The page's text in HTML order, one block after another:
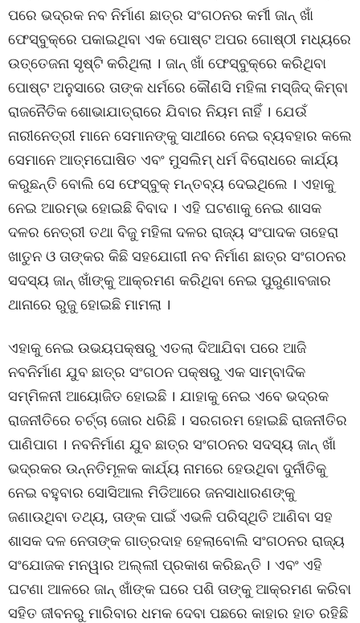
ପରେ ଭଦ୍ରକ ନବ ନିର୍ମାଣ ଛାତ୍ର ସଂଗଠନର କର୍ମୀ ଜାନ୍ ଖାଁ
ଫେସ୍‌ବୁକ୍‌ରେ ପକାଇଥିବା ଏକ ପୋଷ୍ଟ ଅପର ଗୋଷ୍ଠୀ ମଧ୍ୟରେ
ଉତ୍ତେଜନା ସୃଷ୍ଟି କରିଥିଲା । ଜାନ୍ ଖାଁ ଫେସ୍‌ବୁକ୍‌ରେ କରିଥିବା
ପୋଷ୍ଟ ଅନୁସାରେ ତାଙ୍କ ଧର୍ମରେ କୌଣସି ମହିଳା ମସ୍‌ଜିଦ୍ କିମ୍ବା
ରାଜନୈତିକ ଶୋଭାଯାତ୍ରାରେ ଯିବାର ନିୟମ ନାହିଁ । ଯେଉଁ
ନାରୀନେତ୍ରୀ ମାନେ ସେମାନଙ୍କୁ ସାଥୀରେ ନେଇ ବ୍ୟବହାର କଲେ
ସେମାନେ ଆତ୍ମଘୋଷିତ ଏବଂ ମୁସଲିମ୍ ଧର୍ମ ବିରୋଧରେ କାର୍ଯ୍ୟ
କରୁଛନ୍ତି ବୋଲି ସେ ଫେସ୍‌ବୁକ୍ ମନ୍ତବ୍ୟ ଦେଇଥିଲେ । ଏହାକୁ
ନେଇ ଆରମ୍ଭ ହୋଇଛି ବିବାଦ । ଏହି ଘଟଣାକୁ ନେଇ ଶାସକ
ଦଳର ନେତ୍ରୀ ତଥା ବିଜୁ ମହିଳା ଦଳର ରାଜ୍ୟ ସଂପାଦକ ତାହେରା
ଖାତୁନ ଓ ତାଙ୍କର କିଛି ସହଯୋଗୀ ନବ ନିର୍ମାଣ ଛାତ୍ର ସଂଗଠନର
ସଦସ୍ୟ ଜାନ୍ ଖାଁଙ୍କୁ ଆକ୍ରମଣ କରିଥିବା ନେଇ ପୁରୁଣାବଜାର
ଥାନାରେ ରୁଜୁ ହୋଇଛି ମାମଲା ।
ଏହାକୁ ନେଇ ଉଭୟପକ୍ଷରୁ ଏତଲା ଦିଆଯିବା ପରେ ଆଜି
ନବନିର୍ମାଣ ଯୁବ ଛାତ୍ର ସଂଗଠନ ପକ୍ଷରୁ ଏକ ସାମ୍ବାଦିକ
ସମ୍ମିଳନୀ ଆୟୋଜିତ ହୋଇଛି । ଯାହାକୁ ନେଇ ଏବେ ଭଦ୍ରକ
ରାଜନୀତିରେ ଚର୍ଚ୍ଚା ଜୋର ଧରିଛି । ସରଗରମ ହୋଇଛି ରାଜନୀତିର
ପାଣିପାଗ । ନବନିର୍ମାଣ ଯୁବ ଛାତ୍ର ସଂଗଠନର ସଦସ୍ୟ ଜାନ୍ ଖାଁ
ଭଦ୍ରକର ଉନ୍ନତିମୂଳକ କାର୍ଯ୍ୟ ନାମରେ ହେଉଥିବା ଦୁର୍ନୀତିକୁ
ନେଇ ବହୁବାର ସୋସିଆଲ ମିଡିଆରେ ଜନସାଧାରଣଙ୍କୁ
ଜଣାଉଥିବା ତଥ୍ୟ, ତାଙ୍କ ପାଇଁ ଏଭଳି ପରିସ୍ଥିତି ଆଣିବା ସହ
ଶାସକ ଦଳ ନେତାଙ୍କ ଗାତ୍ରଦାହ ହେଲାବୋଲି ସଂଗଠନର ରାଜ୍ୟ
ସଂଯୋଜକ ମନୱାର ଅଲ୍ଲୀ ପ୍ରକାଶ କରିଛନ୍ତି । ଏବଂ ଏହି
ଘଟଣା ଆଳରେ ଜାନ୍ ଖାଁଙ୍କ ଘରେ ପଶି ତାଙ୍କୁ ଆକ୍ରମଣ କରିବା
ସହିତ ଜୀବନରୁ ମାରିବାର ଧମକ ଦେବା ପଛରେ କାହାର ହାତ ରହିଛି